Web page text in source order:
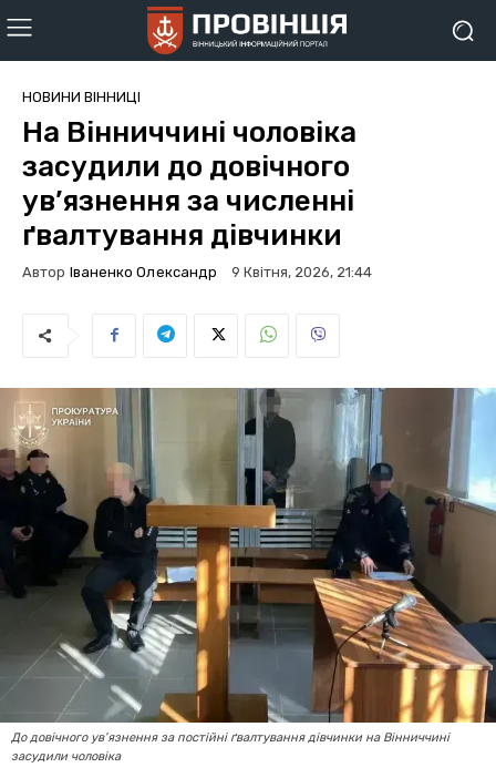
НОВИНИ ВІННИЦІ
На Вінниччині чоловіка
засудили до довічного
ув’язнення за численні
ґвалтування дівчинки
Автор Іваненко Олександр 9 Квітня, 2026, 21:44
До довічного ув’язнення за постійні ґвалтування дівчинки на Вінниччині
засудили чоловіка